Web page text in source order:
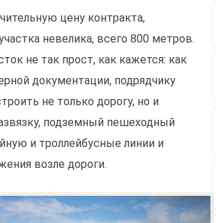
цену контракта,
невелика, всего 800 метров.
не так прост, как кажется: как
документации, подрядчику
не только дорогу, но и
подземный пешеходный
и троллейбусные линии и
возле дороги.